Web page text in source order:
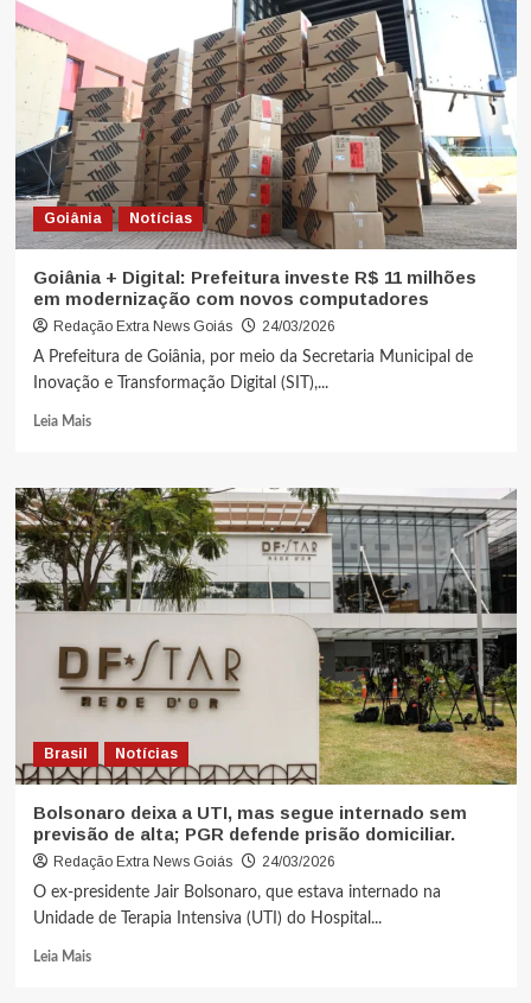
Goiânia Notícias
Goiânia + Digital: Prefeitura investe R$ 11 milhões
em modernização com novos computadores
Redação Extra News Goiás
24/03/2026
A Prefeitura de Goiânia, por meio da Secretaria Municipal de
Inovação e Transformação Digital (SIT),...
Leia Mais
Brasil Notícias
Bolsonaro deixa a UTI, mas segue internado sem
previsão de alta; PGR defende prisão domiciliar.
Redação Extra News Goiás
24/03/2026
O ex-presidente Jair Bolsonaro, que estava internado na
Unidade de Terapia Intensiva (UTI) do Hospital...
Leia Mais